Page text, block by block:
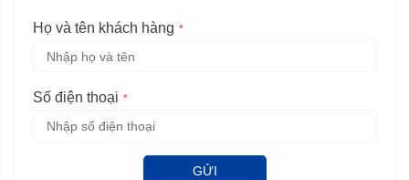
Họ và tên khách hàng
Số điện thoại
GỬI